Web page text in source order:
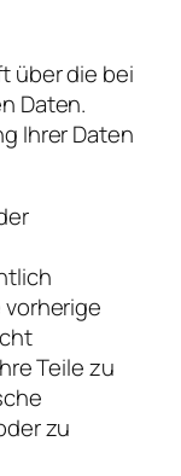
über die bei
Daten.
Ihrer Daten
Teile zu
zu